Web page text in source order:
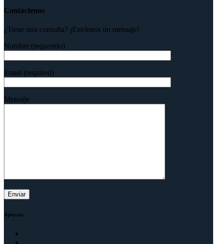
Contáctenos
¿Tiene una consulta? ¡Envíenos un mensaje!
Nombre (requerido)
Email (required)
Mensaje
Apoyan: